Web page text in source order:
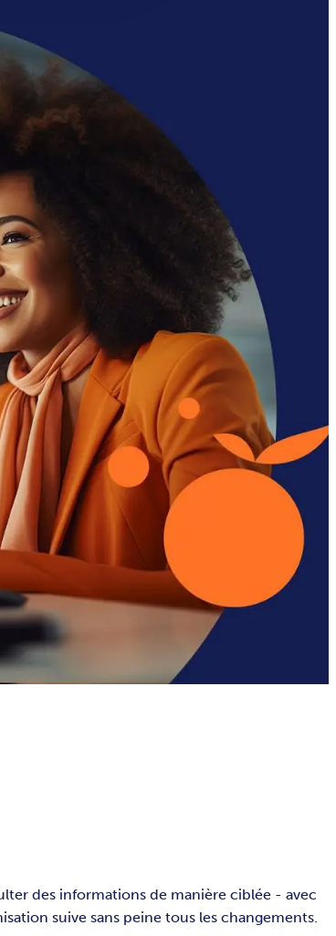
des informations de manière ciblée - avec
suive sans peine tous les changements.